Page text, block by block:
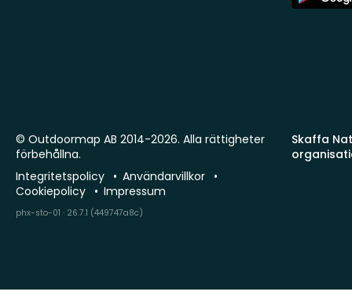
Store
Skaffa
© Outdoormap AB 2014-2026. Alla rättigheter
förbehållna.
Integritetspolicy
Användarvillkor
Cookiepolicy
Impressum
phx-sto-01 · 26.7.1 (449747a8c)